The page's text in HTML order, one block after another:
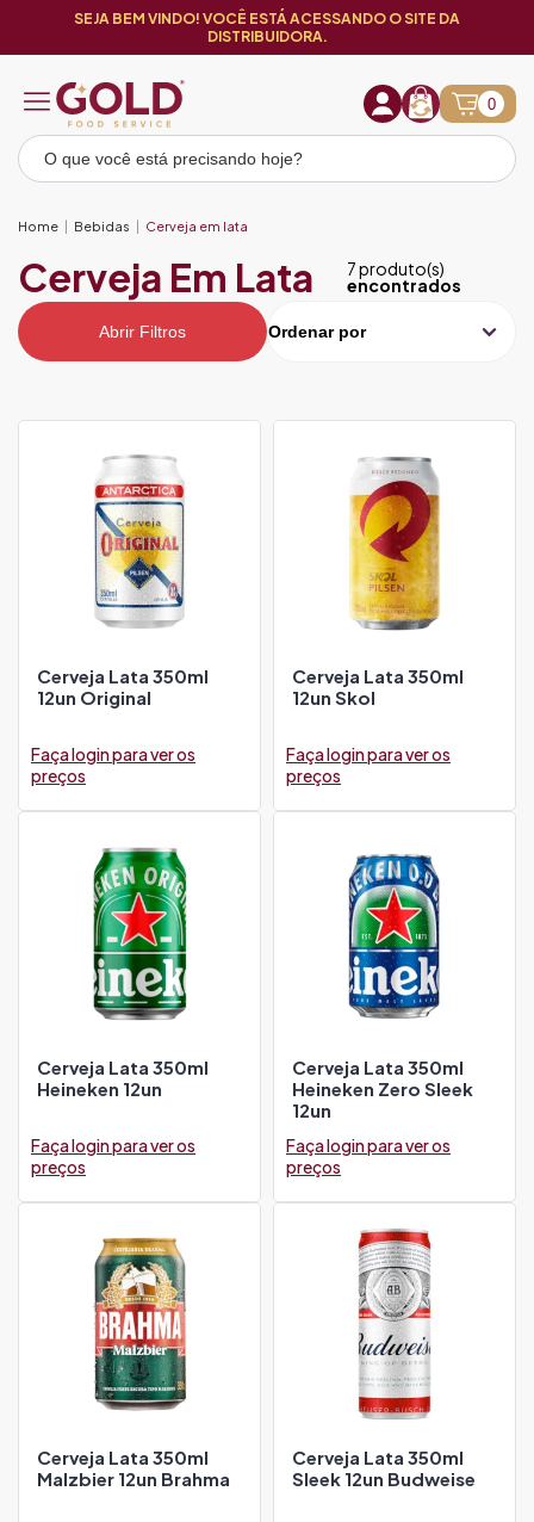
SEJA BEM VINDO! VOCÊ ESTÁ ACESSANDO O SITE DA
DISTRIBUIDORA.
0
Home Bebidas Cerveja em lata
Cerveja Em Lata 7 produto(s)
encontrados
Abrir Filtros
Cerveja Lata 350ml
12un Original
Faça login para ver os
preços
Cerveja Lata 350ml
12un Skol
Faça login para ver os
preços
Cerveja Lata 350ml
Heineken 12un
Faça login para ver os
preços
Cerveja Lata 350ml
Heineken Zero Sleek
12un
Faça login para ver os
preços
Cerveja Lata 350ml
Malzbier 12un Brahma
Cerveja Lata 350ml
Sleek 12un Budweise